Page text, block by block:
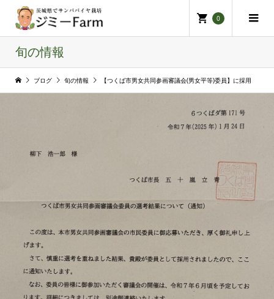
0
旬の情報
ブログ 旬の情報 【つくば市男女共同参画審議会(男女平等)委員】に採用